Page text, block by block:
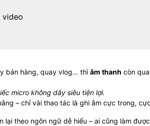
video
bán hàng, quay vlog… thì âm thanh còn
micro không dây siêu tiện lợi.
– chỉ vài thao tác là ghi âm cực trong,
lại theo ngôn ngữ dễ hiểu – ai cũng làm